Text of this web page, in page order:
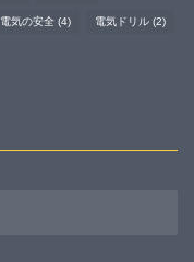
電気の安全 (4) 電気ドリル (2)